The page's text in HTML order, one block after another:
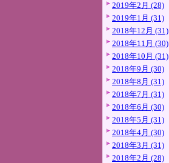
2019年2月 (28)
2019年1月 (31)
2018年12月 (31)
2018年11月 (30)
2018年10月 (31)
2018年9月 (30)
2018年8月 (31)
2018年7月 (31)
2018年6月 (30)
2018年5月 (31)
2018年4月 (30)
2018年3月 (31)
2018年2月 (28)